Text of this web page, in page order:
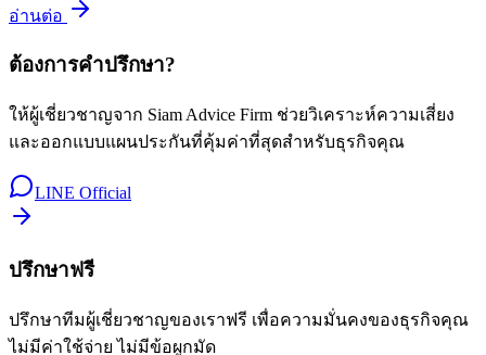
อ่านต่อ
ต้องการคำปรึกษา?
ให้ผู้เชี่ยวชาญจาก Siam Advice Firm ช่วยวิเคราะห์ความเสี่ยง
และออกแบบแผนประกันที่คุ้มค่าที่สุดสำหรับธุรกิจคุณ
LINE Official
ปรึกษาฟรี
ปรึกษาทีมผู้เชี่ยวชาญของเราฟรี เพื่อความมั่นคงของธุรกิจคุณ
ไม่มีค่าใช้จ่าย ไม่มีข้อผูกมัด